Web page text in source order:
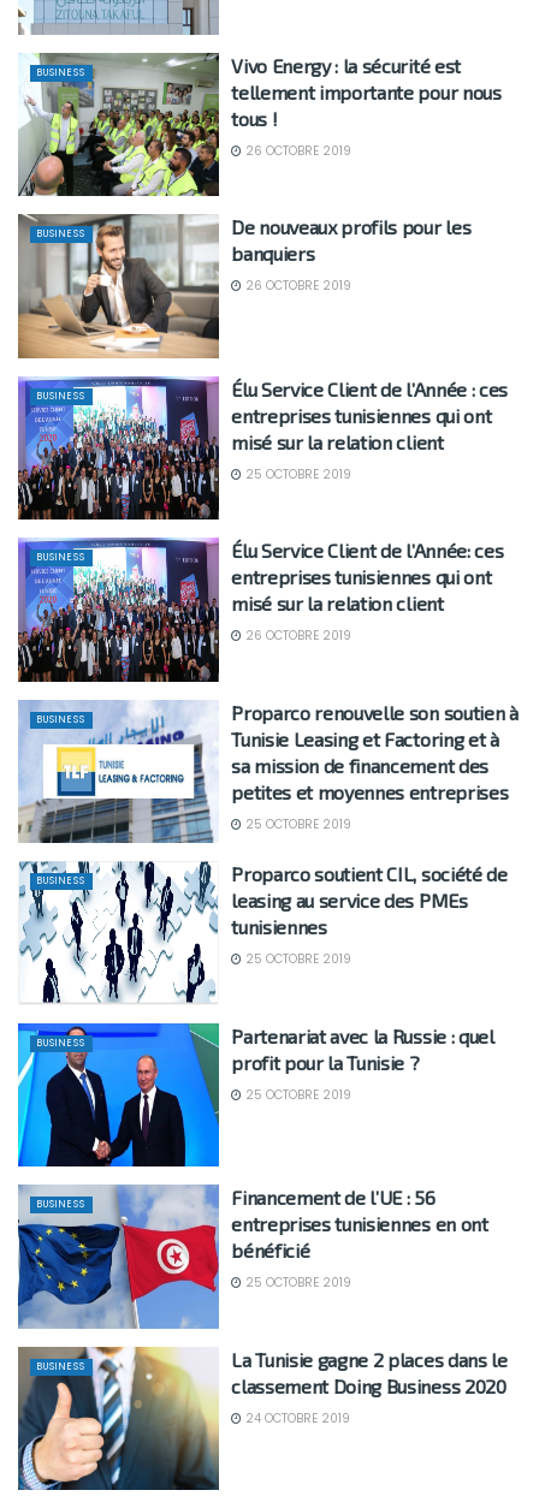
BUSINESS
Vivo Energy : la sécurité est
tellement importante pour nous
tous !
26 OCTOBRE 2019
BUSINESS
De nouveaux profils pour les
banquiers
26 OCTOBRE 2019
BUSINESS
Élu Service Client de l’Année : ces
entreprises tunisiennes qui ont
misé sur la relation client
25 OCTOBRE 2019
BUSINESS
Élu Service Client de l’Année: ces
entreprises tunisiennes qui ont
misé sur la relation client
26 OCTOBRE 2019
BUSINESS
Proparco renouvelle son soutien à
Tunisie Leasing et Factoring et à
sa mission de financement des
petites et moyennes entreprises
25 OCTOBRE 2019
BUSINESS
Proparco soutient CIL, société de
leasing au service des PMEs
tunisiennes
25 OCTOBRE 2019
BUSINESS
Partenariat avec la Russie : quel
profit pour la Tunisie ?
25 OCTOBRE 2019
BUSINESS
Financement de l’UE : 56
entreprises tunisiennes en ont
bénéficié
25 OCTOBRE 2019
BUSINESS
La Tunisie gagne 2 places dans le
classement Doing Business 2020
24 OCTOBRE 2019